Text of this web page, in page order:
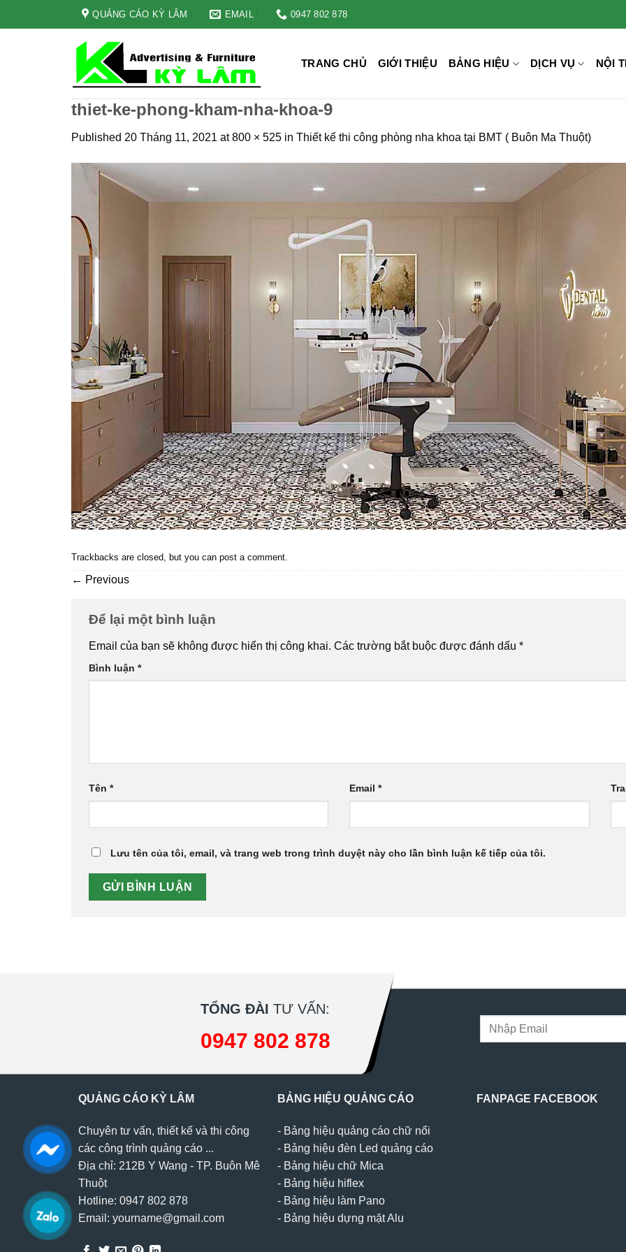
QUẢNG CÁO KỲ LÂM EMAIL 0947 802 878
TRANG CHỦ GIỚI THIỆU BẢNG HIỆU DỊCH VỤ NỘI
thiet-ke-phong-kham-nha-khoa-9
Published 20 Tháng 11, 2021 at800 × 525 in Thiết kế thi công phòng nha khoa tại BMT ( Buôn Ma Thuột)
Trackbacks are closed, but you can post a comment.
← Previous
Để lại một bình luận
Email của bạn sẽ không được hiển thị công khai. Các trường bắt buộc được đánh dấu *
Bình luận *
Tên * Email*
Lưu tên của tôi, email, và trang web trong trình duyệt này cho lần bình luận kế tiếp của tôi.
TỔNG ĐÀI TƯ VẤN:
0947 802 878
QUẢNG CÁO KỲ LÂM
Chuyên tư vấn, thiết kế và thi công
các công trình quảng cáo ...
Địa chỉ: 212B Y Wang - TP. Buôn Mê
Thuột
Hotline: 0947 802 878
Email: yourname@gmail.com
BẢNG HIỆU QUẢNG CÁO
- Bảng hiệu quảng cáo chữ nổi
- Bảng hiệu đèn Led quảng cáo
- Bảng hiệu chữ Mica
- Bảng hiệu hiflex
- Bảng hiệu làm Pano
- Bảng hiệu dựng mặt Alu
FANPAGE FACEBOOK